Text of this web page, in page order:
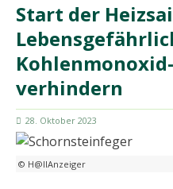
Start der
verhindern
28. Oktober 2023
© H@llAnzeiger